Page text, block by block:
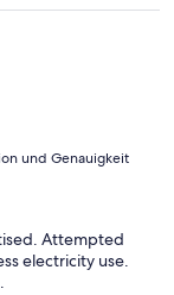
und Genauigkeit
Attempted
electricity use.